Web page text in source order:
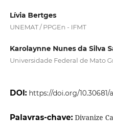
Lívia Bertges
UNEMAT / PPGEn - IFMT
Karolaynne Nunes da Silva
Universidade Federal de Mato
DOI: https://doi.org/10.30681/
Palavras-chave: Divanize